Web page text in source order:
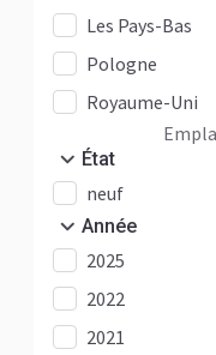
Les Pays-Bas
Pologne
Royaume-Uni
État
neuf
Année
2025
2022
2021